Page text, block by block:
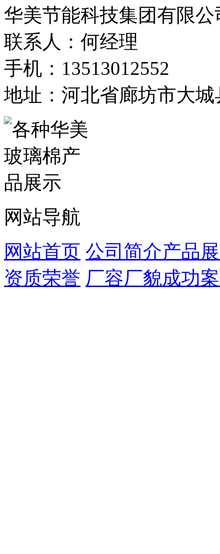
华美节能科技集团有限公
联系人：何经理
手机：13513012552
地址：河北省廊坊市大
网站导航
网站首页 公司简介产品
资质荣誉 厂容厂貌成功